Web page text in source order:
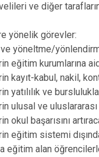
ve diğer
yönelik görevler:
yöneltme/
eğitim kurumlarına
kayıt-kabul, nakil,
yatılılık ve
ulusal ve
okul başarısını
eğitim sistemi
eğitim alan